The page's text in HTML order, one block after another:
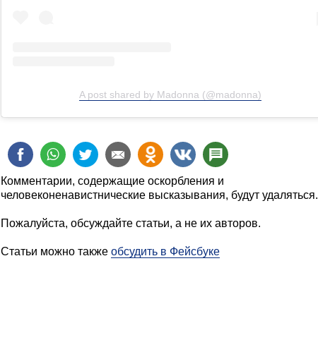
A post shared by Madonna (@madonna)
Комментарии, содержащие оскорбления и
человеконенавистнические высказывания, будут удаляться.
Пожалуйста, обсуждайте статьи, а не их авторов.
Статьи можно также обсудить в Фейсбуке